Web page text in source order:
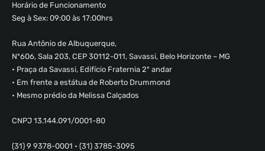
Horário de Funcionamento
Seg à Sex: 09:00 às 17:00hrs
Rua Antônio de Albuquerque,
Nº606, Sala 203, CEP 30112-011, Savassi, Belo Horizonte – MG
• Praça da Savassi, Edifício Fraternia 2º andar
• Em frente a estátua de Roberto Drummond
• Mesmo prédio da Melissa Calçados
CNPJ 13.144.091/0001-80
(31) 9 9378-0001 • (31) 3785-3095